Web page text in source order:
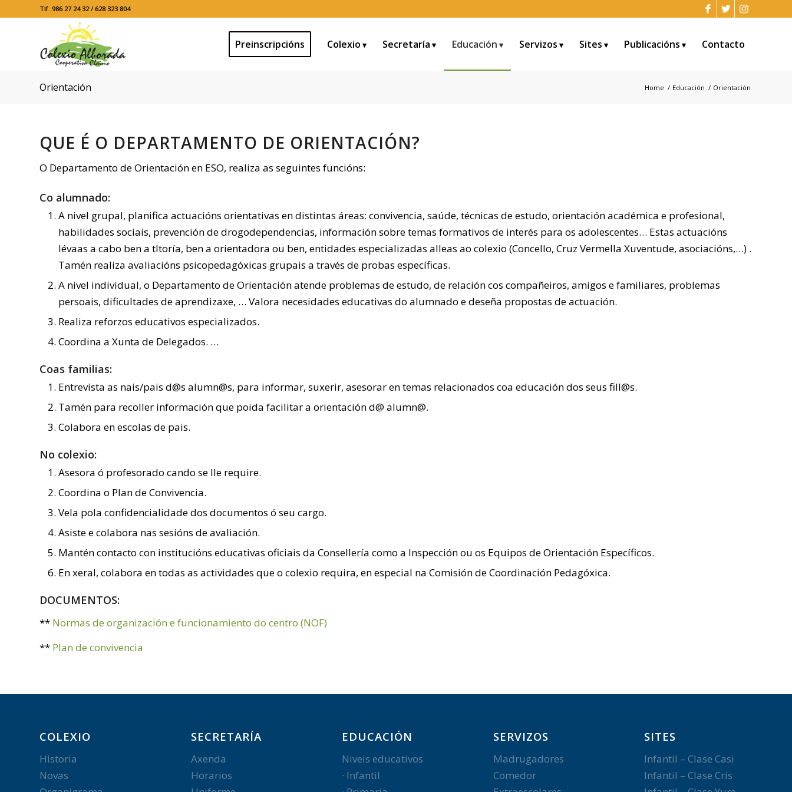
Tlf. 986 27 24 32 / 628 323 804
Preinscripcións Colexio Secretaría Educación Servizos Sites Publicacións Contacto
Orientación Home / Educación / Orientación
QUE É O DEPARTAMENTO DE ORIENTACIÓN?
O Departamento de Orientación en ESO, realiza as seguintes funcións:
Co alumnado:
A nivel grupal, planifica actuacións orientativas en distintas áreas: convivencia, saúde, técnicas de estudo, orientación académica e profesional,
habilidades sociais, prevención de drogodependencias, información sobre temas formativos de interés para os adolescentes… Estas actuacións
lévaas a cabo ben a tItoría, ben a orientadora ou ben, entidades especializadas alleas ao colexio (Concello, Cruz Vermella Xuventude, asociacións,…) .
Tamén realiza avaliacións psicopedagóxicas grupais a través de probas específicas.
A nivel individual, o Departamento de Orientación atende problemas de estudo, de relación cos compañeiros, amigos e familiares, problemas
persoais, dificultades de aprendizaxe, … Valora necesidades educativas do alumnado e deseña propostas de actuación.
Realiza reforzos educativos especializados.
Coordina a Xunta de Delegados. …
Coas familias:
Entrevista as nais/pais d@s alumn@s, para informar, suxerir, asesorar en temas relacionados coa educación dos seus fill@s.
Tamén para recoller información que poida facilitar a orientación d@ alumn@.
Colabora en escolas de pais.
No colexio:
Asesora ó profesorado cando se lle require.
Coordina o Plan de Convivencia.
Vela pola confidencialidade dos documentos ó seu cargo.
Asiste e colabora nas sesións de avaliación.
Mantén contacto con institucións educativas oficiais da Consellería como a Inspección ou os Equipos de Orientación Específicos.
En xeral, colabora en todas as actividades que o colexio requira, en especial na Comisión de Coordinación Pedagóxica.
DOCUMENTOS:
** Normas de organización e funcionamiento do centro (NOF)
** Plan de convivencia
COLEXIO
Historia
Novas
SECRETARÍA
Axenda
Horarios
EDUCACIÓN
Niveis educativos
· Infantil
SERVIZOS
Madrugadores
Comedor
SITES
Infantil – Clase Casi
Infantil – Clase Cris